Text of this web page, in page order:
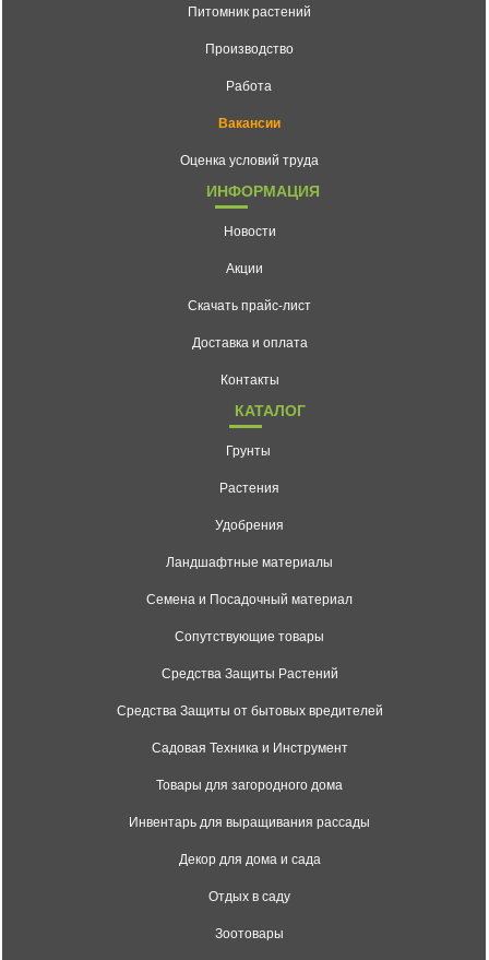
Питомник растений
Производство
Работа
Вакансии
Оценка условий труда
ИНФОРМАЦИЯ
Новости
Акции
Скачать прайс-лист
Доставка и оплата
Контакты
КАТАЛОГ
Грунты
Растения
Удобрения
Ландшафтные материалы
Семена и Посадочный материал
Сопутствующие товары
Средства Защиты Растений
Средства Защиты от бытовых вредителей
Садовая Техника и Инструмент
Товары для загородного дома
Инвентарь для выращивания рассады
Декор для дома и сада
Отдых в саду
Зоотовары